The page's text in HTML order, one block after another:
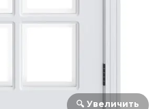
🔍 Увеличить